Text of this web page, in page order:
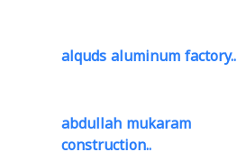
alquds aluminum factory..
abdullah mukaram
construction..